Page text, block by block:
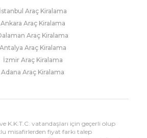
İstanbul Araç Kiralama
Ankara Araç Kiralama
Araç Kiralama
Antalya Araç Kiralama
İzmir Araç Kiralama
Adana Araç Kiralama
K.K.T.C. vatandaşları için geçerli olup
misafirlerden fiyat farkı talep